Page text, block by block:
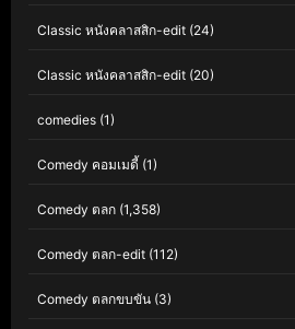
Classic หนังคลาสสิก-edit (24)
Classic หนังคลาสสิก-edit (20)
comedies (1)
Comedy คอมเมดี้ (1)
Comedy ตลก (1,358)
Comedy ตลก-edit (112)
Comedy ตลกขบขัน (3)